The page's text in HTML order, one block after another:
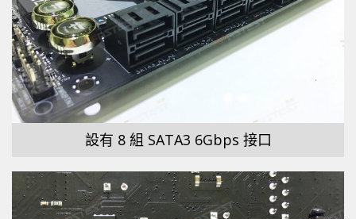
設有 8 組 SATA3 6Gbps 接口